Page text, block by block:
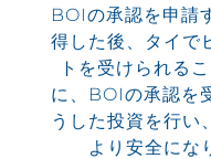
BOIの承認を申請
得した後、タイで
トを受けられる
に、BOIの承認を
うした投資を行い
より安全にな